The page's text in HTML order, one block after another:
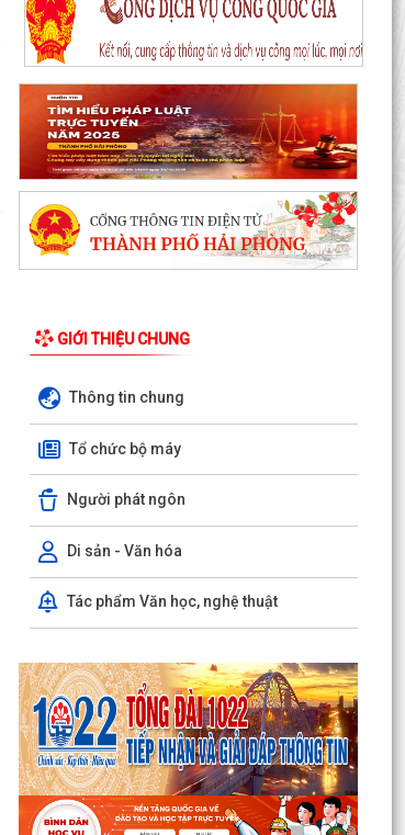
GIỚI THIỆU CHUNG
Thông tin chung
Tổ chức bộ máy
Người phát ngôn
Di sản - Văn hóa
Tác phẩm Văn học, nghệ thuật